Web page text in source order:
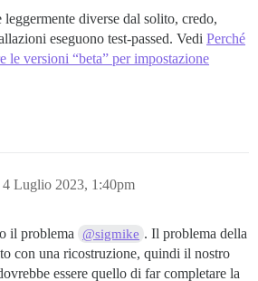
leggermente diverse dal solito, credo,
eseguono test-passed. Vedi Perché
le versioni “beta” per impostazione
4 Luglio 2023, 1:40pm
il problema @sigmike . Il problema della
con una ricostruzione, quindi il nostro
essere quello di far completare la